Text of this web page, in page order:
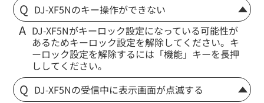
DJ-XF5Nのキー操作ができない
DJ-XF5Nがキーロック設定になっている可能性が
あるためキーロック設定を解除してください。キ
ーロック設定を解除するには「機能」キーを長押
ししてください。
DJ-XF5Nの受信中に表示画面が点滅する